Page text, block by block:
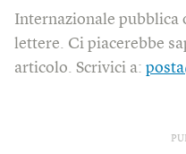
Internazionale pubblica
lettere. Ci piacerebbe
articolo. Scrivici a: